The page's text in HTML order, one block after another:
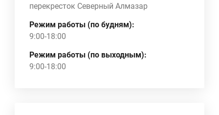
перекресток Северный Алмазар
Режим работы (по будням):
9:00-18:00
Режим работы (по выходным):
9:00-18:00